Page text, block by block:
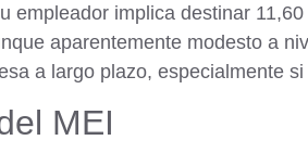
empleador implica destinar
aparentemente modesto a
a largo plazo, especialmente
MEI